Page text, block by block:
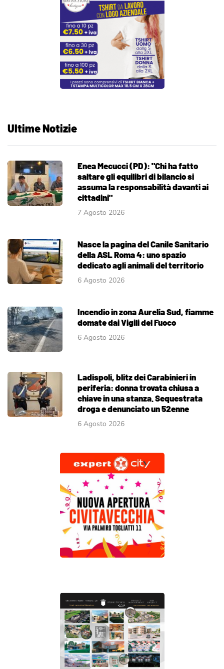
Ultime Notizie
Enea Mecucci (PD): "Chi ha fatto
saltare gli equilibri di bilancio si
assuma la responsabilità davanti ai
cittadini"
7 Agosto 2026
Nasce la pagina del Canile Sanitario
della ASL Roma 4: uno spazio
dedicato agli animali del territorio
6 Agosto 2026
Incendio in zona Aurelia Sud, fiamme
domate dai Vigili del Fuoco
6 Agosto 2026
Ladispoli, blitz dei Carabinieri in
periferia: donna trovata chiusa a
chiave in una stanza. Sequestrata
droga e denunciato un 52enne
6 Agosto 2026